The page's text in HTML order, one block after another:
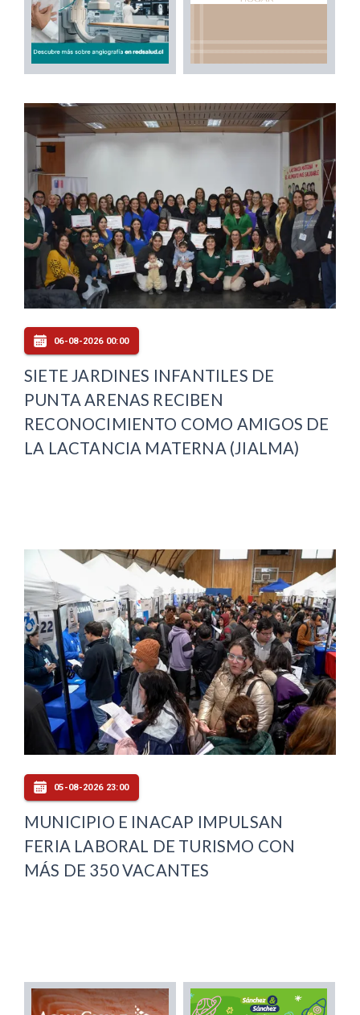
06-08-2026 00:00
SIETE JARDINES INFANTILES DE
PUNTA ARENAS RECIBEN
RECONOCIMIENTO COMO AMIGOS DE
LA LACTANCIA MATERNA (JIALMA)
05-08-2026 23:00
MUNICIPIO E INACAP IMPULSAN
FERIA LABORAL DE TURISMO CON
MÁS DE 350 VACANTES